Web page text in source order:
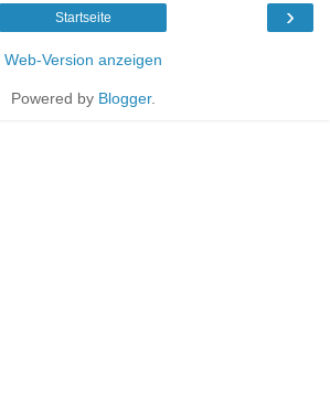
›
Startseite
Web-Version anzeigen
Powered by Blogger.